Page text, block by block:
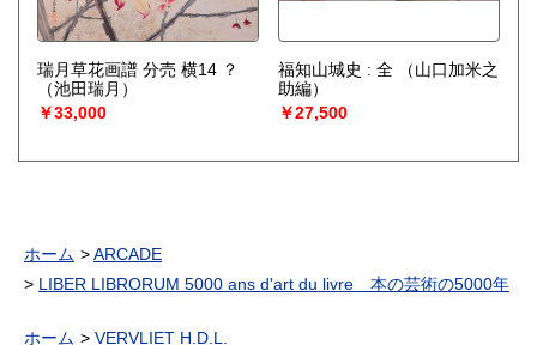
瑞月草花画譜 分売 横14 ？
（池田瑞月）
￥33,000
福知山城史 : 全
（山口加米之
助編）
￥27,500
ホーム
ARCADE
LIBER LIBRORUM 5000 ans d'art du livre 本の芸術の5000年
ホーム VERVLIET H.D.L.